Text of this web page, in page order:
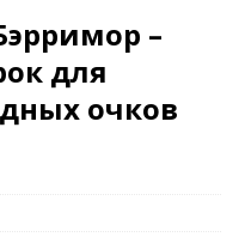
–
для
очков